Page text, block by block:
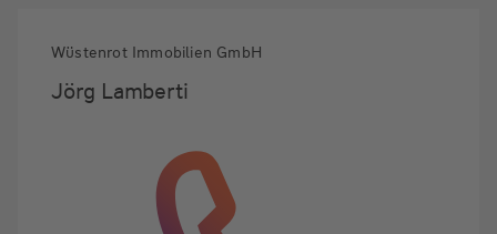
Wüstenrot Immobilien GmbH
Jörg Lamberti